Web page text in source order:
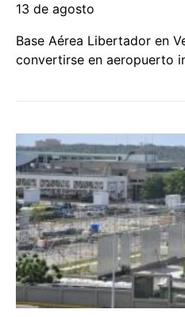
13 de agosto
Base Aérea Libertador en
convertirse en aeropuerto